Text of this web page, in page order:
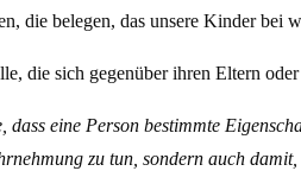
die belegen, das unsere Kinder
die sich gegenüber ihren Eltern
dass eine Person bestimmte
zu tun, sondern auch